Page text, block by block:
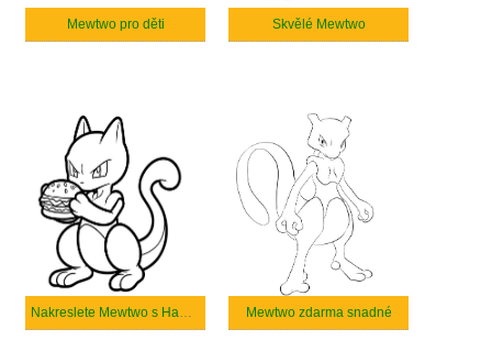
Mewtwo pro děti Skvělé Mewtwo
Nakreslete Mewtwo s Hamburgerem Mewtwo zdarma snadné